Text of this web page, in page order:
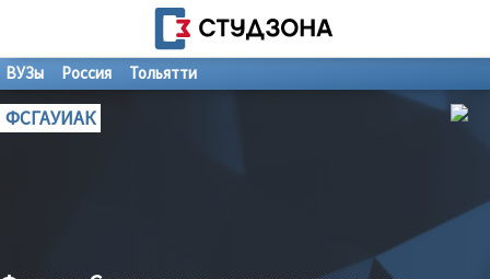
ВУЗы Россия Тольятти
ФСГАУИАК